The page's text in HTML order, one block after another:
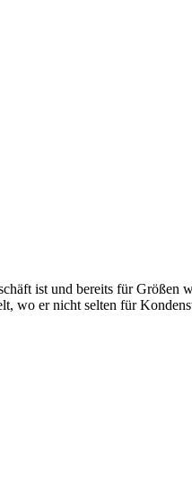
ist und bereits für
wo er nicht selten für